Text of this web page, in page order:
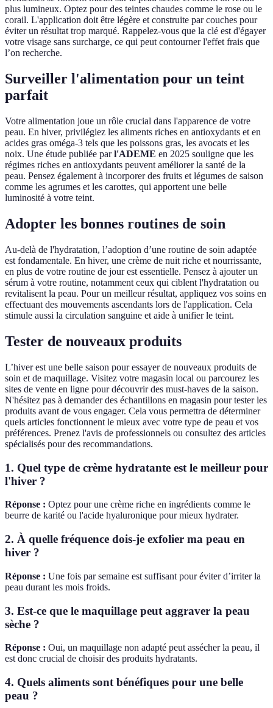
plus lumineux. Optez pour des teintes chaudes comme le rose ou le
corail. L'application doit être légère et construite par couches pour
éviter un résultat trop marqué. Rappelez-vous que la clé est d'égayer
votre visage sans surcharge, ce qui peut contourner l'effet frais que
l’on recherche.
Surveiller l'alimentation pour un teint
parfait
Votre alimentation joue un rôle crucial dans l'apparence de votre
peau. En hiver, privilégiez les aliments riches en antioxydants et en
acides gras oméga-3 tels que les poissons gras, les avocats et les
noix. Une étude publiée parl'ADEME en 2025 souligne que les
régimes riches en antioxydants peuvent améliorer la santé de la
peau. Pensez également à incorporer des fruits et légumes de saison
comme les agrumes et les carottes, qui apportent une belle
luminosité à votre teint.
Adopter les bonnes routines de soin
Au-delà de l'hydratation, l’adoption d’une routine de soin adaptée
est fondamentale. En hiver, une crème de nuit riche et nourrissante,
en plus de votre routine de jour est essentielle. Pensez à ajouter un
sérum à votre routine, notamment ceux qui ciblent l'hydratation ou
revitalisent la peau. Pour un meilleur résultat, appliquez vos soins en
effectuant des mouvements ascendants lors de l'application. Cela
stimule aussi la circulation sanguine et aide à unifier le teint.
Tester de nouveaux produits
L’hiver est une belle saison pour essayer de nouveaux produits de
soin et de maquillage. Visitez votre magasin local ou parcourez les
sites de vente en ligne pour découvrir des must-haves de la saison.
N'hésitez pas à demander des échantillons en magasin pour tester les
produits avant de vous engager. Cela vous permettra de déterminer
quels articles fonctionnent le mieux avec votre type de peau et vos
préférences. Prenez l'avis de professionnels ou consultez des articles
spécialisés pour des recommandations.
1. Quel type de crème hydratante est le meilleur pour
l'hiver ?
Réponse : Optez pour une crème riche en ingrédients comme le
beurre de karité ou l'acide hyaluronique pour mieux hydrater.
2. À quelle fréquence dois-je exfolier ma peau en
hiver ?
Réponse : Une fois par semaine est suffisant pour éviter d’irriter la
peau durant les mois froids.
3. Est-ce que le maquillage peut aggraver la peau
sèche ?
Réponse : Oui, un maquillage non adapté peut assécher la peau, il
est donc crucial de choisir des produits hydratants.
4. Quels aliments sont bénéfiques pour une belle
peau ?